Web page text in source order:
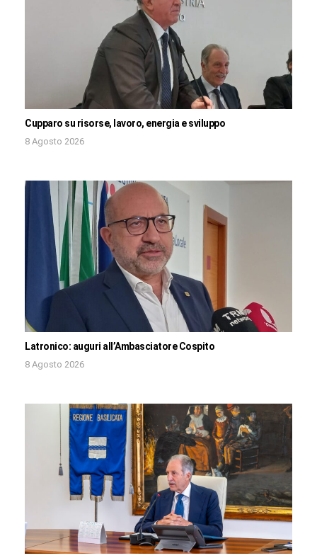
Cupparo su risorse, lavoro, energia e sviluppo
8 Agosto 2026
Latronico: auguri all’Ambasciatore Cospito
8 Agosto 2026